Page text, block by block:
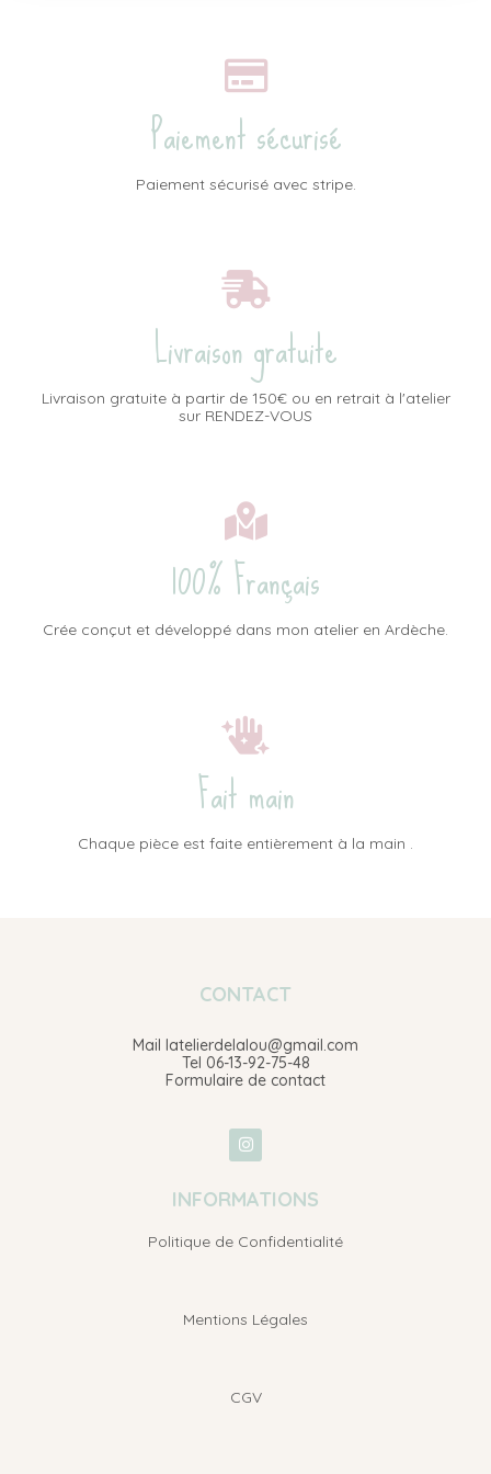
Paiement sécurisé
Paiement sécurisé avec stripe.
Livraison gratuite
Livraison gratuite à partir de 150€ ou en retrait à l'atelier
sur RENDEZ-VOUS
100% Français
Crée conçut et développé dans mon atelier en Ardèche.
Fait main
Chaque pièce est faite entièrement à la main .
CONTACT
Mail latelierdelalou@gmail.com
Tel 06-13-92-75-48
Formulaire de contact
INFORMATIONS
Politique de Confidentialité
Mentions Légales
CGV